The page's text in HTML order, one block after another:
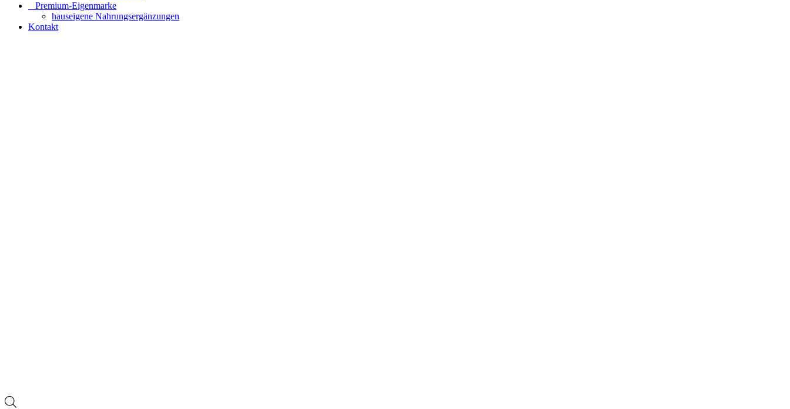
⠀​Premium-Eigenmarke
hauseigene Nahrungsergänzungen
Kontakt